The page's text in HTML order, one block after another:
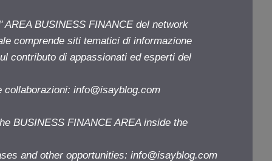
BUSINESS FINANCE del network
comprende siti tematici di informazione
contributo di appassionati ed esperti del
collaborazioni: info@isayblog.com
BUSINESS FINANCE AREA inside the
and other opportunities: info@isayblog.com